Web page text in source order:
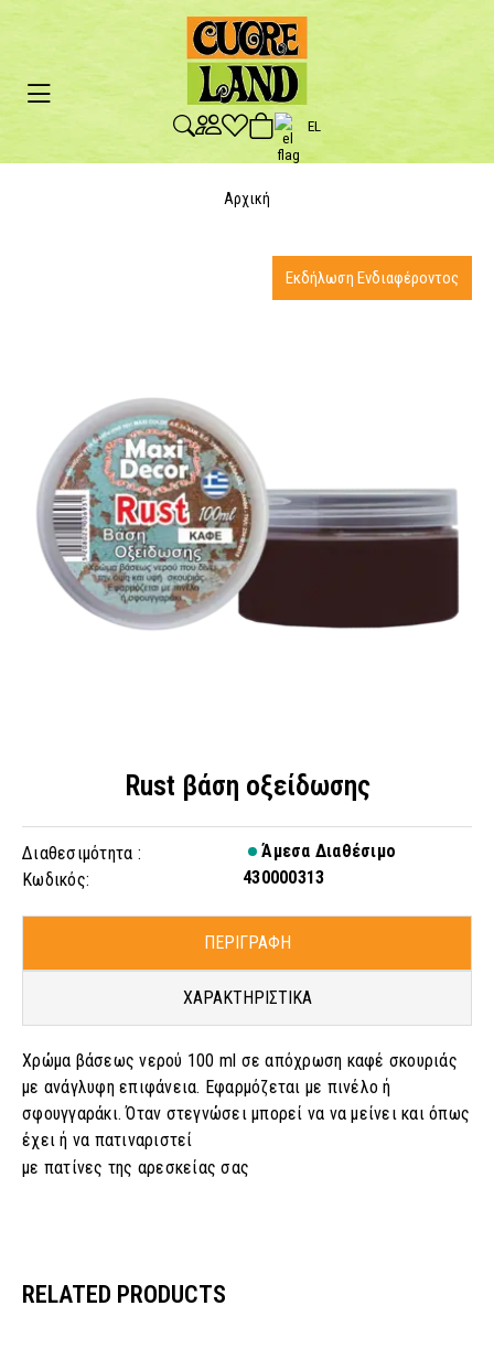
EL
Αρχική
Rust βάση οξείδωσης
Διαθεσιμότητα :
Άμεσα Διαθέσιμο
Κωδικός:
430000313
ΠΕΡΙΓΡΑΦΗ
ΧΑΡΑΚΤΗΡΙΣΤΙΚΑ
Χρώμα βάσεως νερού 100 ml σε απόχρωση καφέ σκουριάς
με ανάγλυφη επιφάνεια. Εφαρμόζεται με πινέλο ή
σφουγγαράκι. Όταν στεγνώσει μπορεί να να μείνει και όπως
έχει ή να πατιναριστεί
με πατίνες της αρεσκείας σας
Εκδήλωση Ενδιαφέροντος
RELATED PRODUCTS